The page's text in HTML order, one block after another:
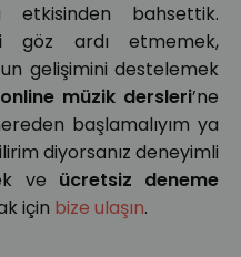
etkisinden bahsettik.
göz ardı etmemek,
gelişimini destelemek
online müzik dersleri’ne
başlamalıyım ya
diyorsanız deneyimli
ve ücretsiz deneme
için bize ulaşın.